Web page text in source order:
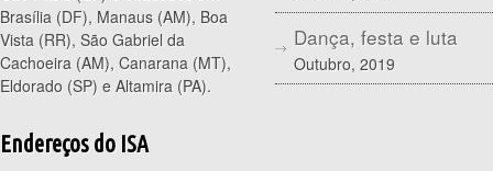
Brasília (DF), Manaus (AM), Boa
Vista (RR), São Gabriel da
Cachoeira (AM), Canarana (MT),
Eldorado (SP) e Altamira (PA).
Endereços do ISA
Dança, festa e luta
Outubro, 2019